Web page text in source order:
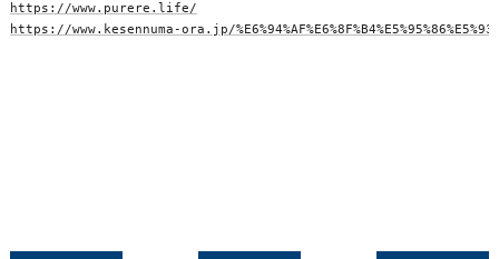
https://www.purere.life/
https://www.kesennuma-ora.jp/